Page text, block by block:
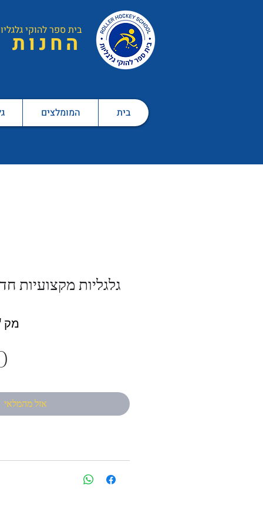
בית ספר להוקי החנות
בית המומלצים
גלגליות מקצועיות
אזל מהמלאי